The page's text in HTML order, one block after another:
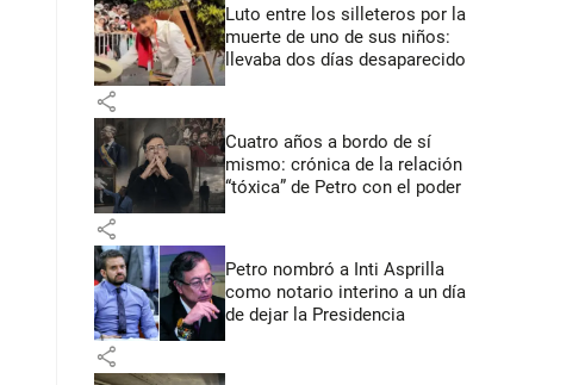
Luto entre los silleteros por la
muerte de uno de sus niños:
llevaba dos días desaparecido
share
Cuatro años a bordo de sí
mismo: crónica de la relación
“tóxica” de Petro con el poder
share
Petro nombró a Inti Asprilla
como notario interino a un día
de dejar la Presidencia
share